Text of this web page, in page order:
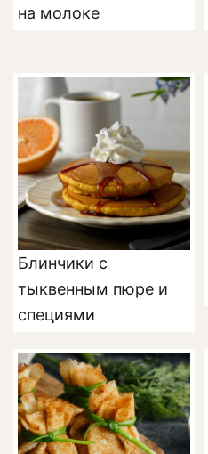
на молоке
Блинчики с
тыквенным пюре и
специями